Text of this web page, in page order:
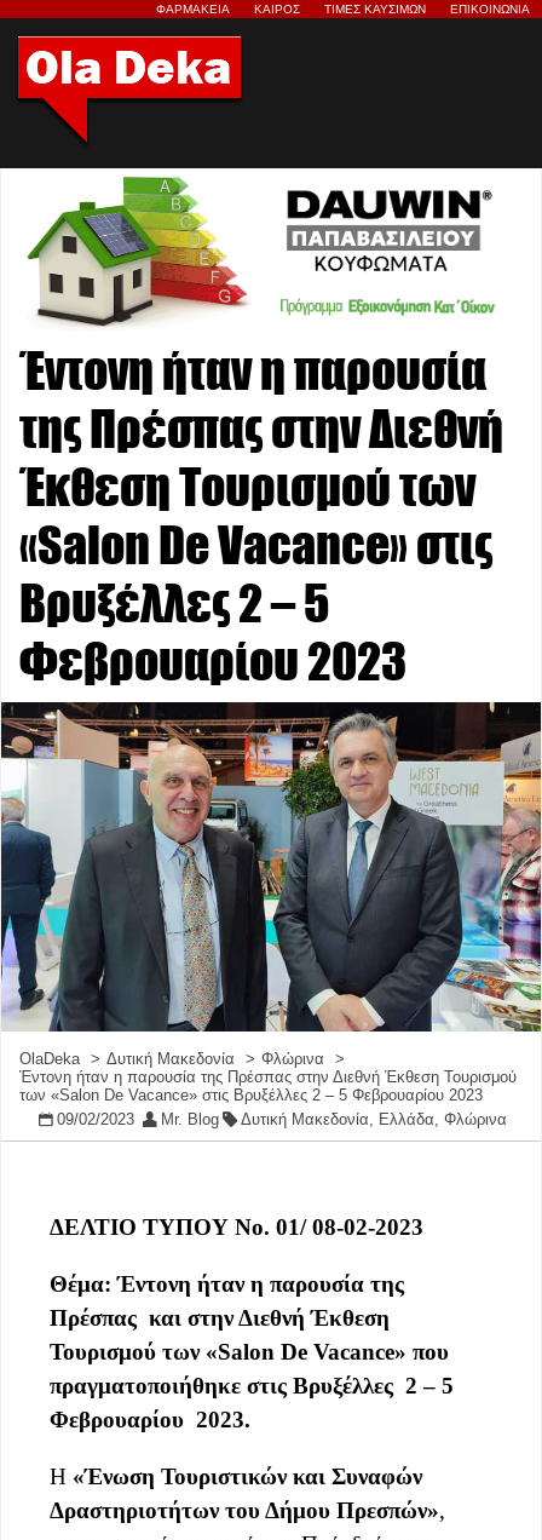
ΦΑΡΜΑΚΕΙΑ ΚΑΙΡΟΣ ΤΙΜΕΣ ΚΑΥΣΙΜΩΝ ΕΠΙΚΟΙΝΩΝΙΑ
Έντονη ήταν η παρουσία
της Πρέσπας στην Διεθνή
Έκθεση Τουρισμού των
«Salon De Vacance» στις
Βρυξέλλες 2 – 5
Φεβρουαρίου 2023
OlaDeka Δυτική Μακεδονία
Φλώρινα
Έντονη ήταν η παρουσία της Πρέσπας στην Διεθνή Έκθεση Τουρισμού
των «Salon De Vacance» στις Βρυξέλλες 2 – 5 Φεβρουαρίου 2023
09/02/2023
Mr. Blog Δυτική Μακεδονία Ελλάδα Φλώρινα
ΔΕΛΤΙΟ ΤΥΠΟΥ Νο. 01/ 08-02-2023
Θέμα: Έντονη ήταν η παρουσία της
Πρέσπας και στην Διεθνή Έκθεση
Τουρισμού των «Salon De Vacance» που
πραγματοποιήθηκε στις Βρυξέλλες 2 – 5
Φεβρουαρίου 2023.
Η «Ένωση Τουριστικών και Συναφών
Δραστηριοτήτων του Δήμου Πρεσπών»,